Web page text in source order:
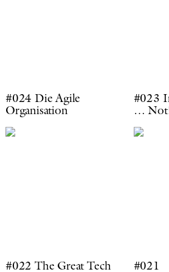
#024 Die Agile
Organisation
#023
…
#022 The Great Tech
#021